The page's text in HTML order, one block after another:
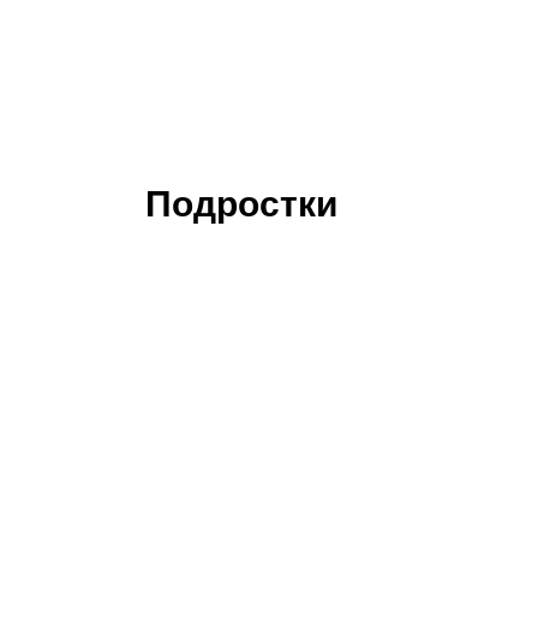
Подростки